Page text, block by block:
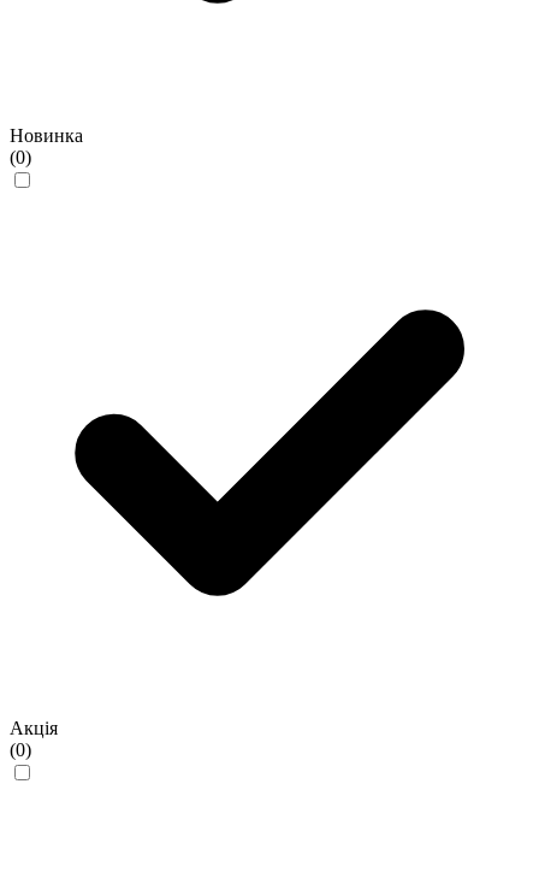
Новинка
(0)
Акція
(0)